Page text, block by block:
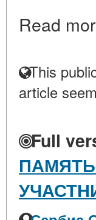
Read
This
article
Full